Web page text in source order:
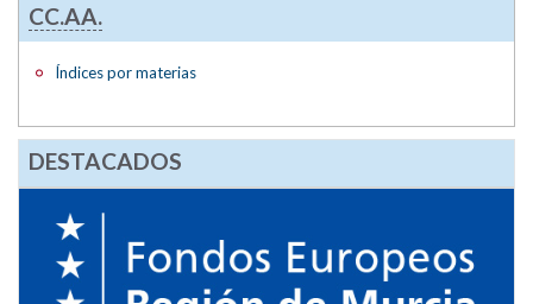
CC.AA.
Índices por materias
DESTACADOS